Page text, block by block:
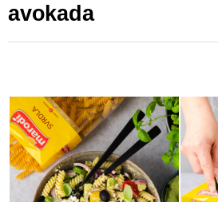
avokada